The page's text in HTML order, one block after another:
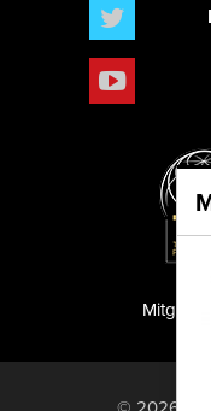
Mitglied